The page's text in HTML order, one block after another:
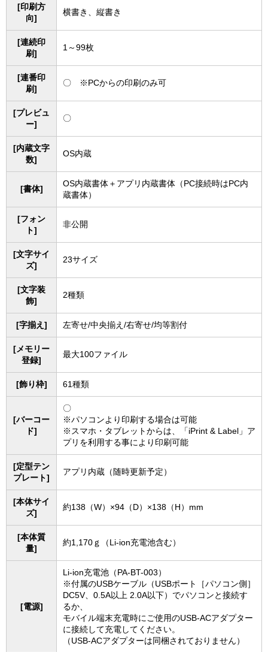
[印刷方
向]
横書き、縦書き
[連続印
刷]
1～99枚
[連番印
刷]
〇 ※PCからの印刷のみ可
[プレビュ
ー]
〇
[内蔵文字
数]
OS内蔵
[書体]
OS内蔵書体＋アプリ内蔵書体（PC接続時はPC内
蔵書体）
[フォン
ト]
非公開
[文字サイ
ズ]
23サイズ
[文字装
飾]
2種類
[字揃え] 左寄せ/中央揃え/右寄せ/均等割付
[メモリー
登録]
最大100ファイル
[飾り枠] 61種類
[バーコー
ド]
〇
※パソコンより印刷する場合は可能
※スマホ・タブレットからは、「iPrint & Label」ア
プリを利用する事により印刷可能
[定型テン
プレート]
アプリ内蔵（随時更新予定）
[本体サイ
ズ]
約138（W）×94（D）×138（H）mm
[本体質
量]
約1,170ｇ（Li-ion充電池含む）
[電源]
Li-ion充電池（PA-BT-003）
※付属のUSBケーブル（USBポート［パソコン側］
DC5V、0.5A以上 2.0A以下）でパソコンと接続す
るか、
モバイル端末充電時にご使用のUSB-ACアダプター
に接続して充電してください。
（USB-ACアダプターは同梱されておりません）